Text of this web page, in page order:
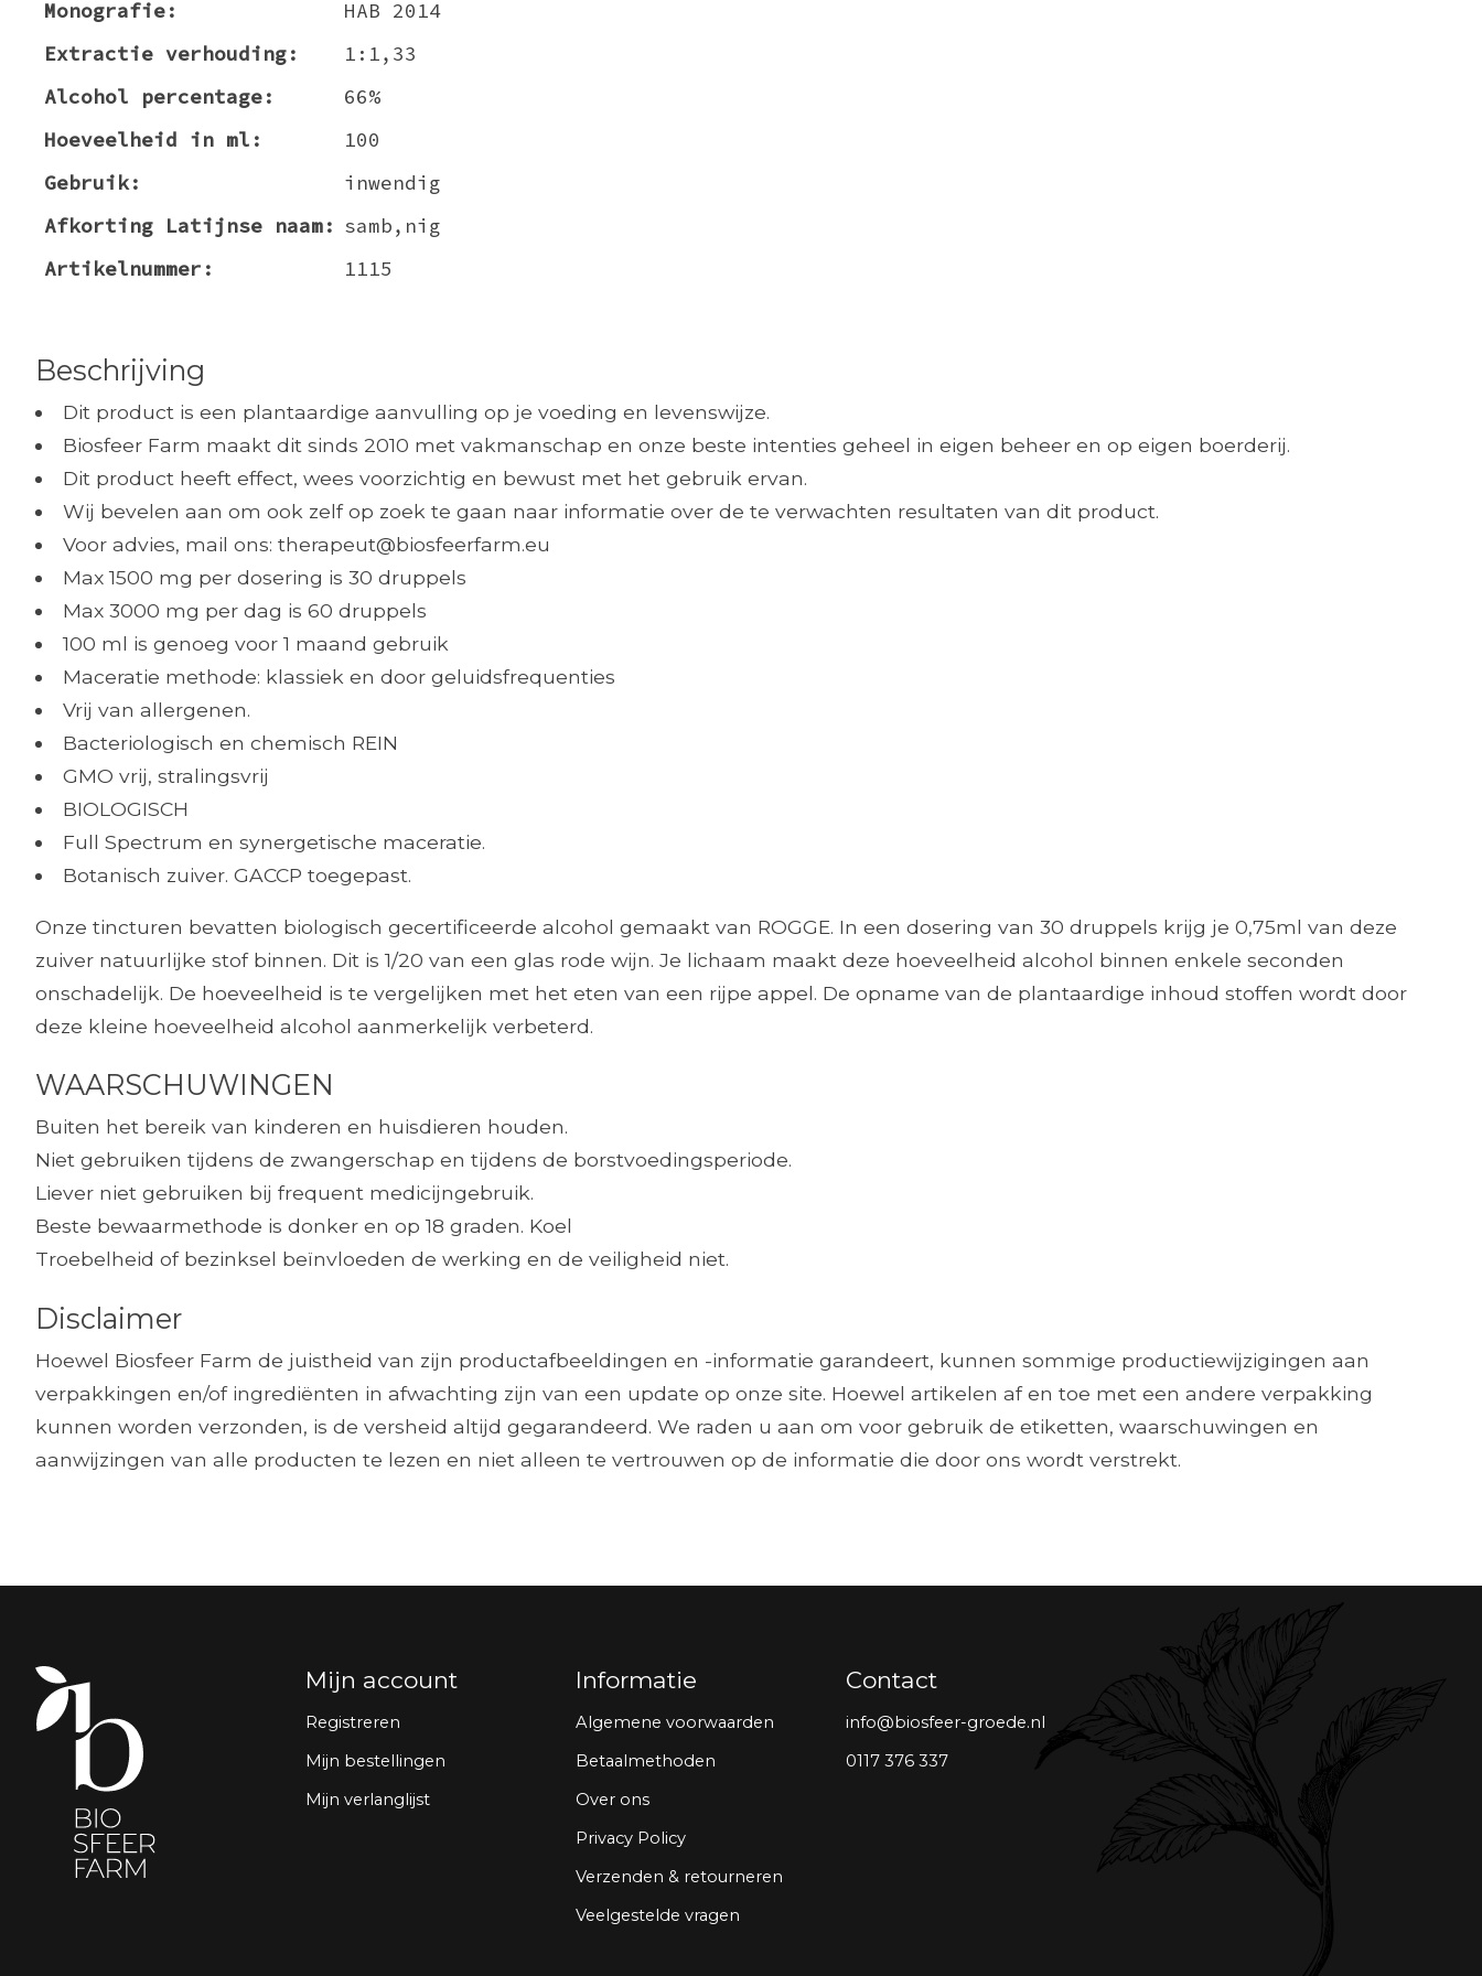
Monografie:
HAB 2014
Extractie verhouding:
1:1,33
Alcohol percentage:
66%
Hoeveelheid in ml:
100
Gebruik:
inwendig
Afkorting Latijnse naam: samb,nig
Artikelnummer:
1115
Beschrijving
Dit product is een plantaardige aanvulling op je voeding en levenswijze.
Biosfeer Farm maakt dit sinds 2010 met vakmanschap en onze beste intenties geheel in eigen beheer en op eigen boerderij.
Dit product heeft effect, wees voorzichtig en bewust met het gebruik ervan.
Wij bevelen aan om ook zelf op zoek te gaan naar informatie over de te verwachten resultaten van dit product.
Voor advies, mail ons: therapeut@biosfeerfarm.eu
Max 1500 mg per dosering is 30 druppels
Max 3000 mg per dag is 60 druppels
100 ml is genoeg voor 1 maand gebruik
Maceratie methode: klassiek en door geluidsfrequenties
Vrij van allergenen.
Bacteriologisch en chemisch REIN
GMO vrij, stralingsvrij
BIOLOGISCH
Full Spectrum en synergetische maceratie.
Botanisch zuiver. GACCP toegepast.
Onze tincturen bevatten biologisch gecertificeerde alcohol gemaakt van ROGGE. In een dosering van 30 druppels krijg je 0,75ml van deze
zuiver natuurlijke stof binnen. Dit is 1/20 van een glas rode wijn. Je lichaam maakt deze hoeveelheid alcohol binnen enkele seconden
onschadelijk. De hoeveelheid is te vergelijken met het eten van een rijpe appel. De opname van de plantaardige inhoud stoffen wordt door
deze kleine hoeveelheid alcohol aanmerkelijk verbeterd.
WAARSCHUWINGEN
Buiten het bereik van kinderen en huisdieren houden.
Niet gebruiken tijdens de zwangerschap en tijdens de borstvoedingsperiode.
Liever niet gebruiken bij frequent medicijngebruik.
Beste bewaarmethode is donker en op 18 graden. Koel
Troebelheid of bezinksel beïnvloeden de werking en de veiligheid niet.
Disclaimer
Hoewel Biosfeer Farm de juistheid van zijn productafbeeldingen en -informatie garandeert, kunnen sommige productiewijzigingen aan
verpakkingen en/of ingrediënten in afwachting zijn van een update op onze site. Hoewel artikelen af ​​en toe met een andere verpakking
kunnen worden verzonden, is de versheid altijd gegarandeerd. We raden u aan om voor gebruik de etiketten, waarschuwingen en
aanwijzingen van alle producten te lezen en niet alleen te vertrouwen op de informatie die door ons wordt verstrekt.
Mijn account
Registreren
Mijn bestellingen
Mijn verlanglijst
Informatie
Algemene voorwaarden
Betaalmethoden
Over ons
Privacy Policy
Verzenden & retourneren
Veelgestelde vragen
Contact
info@biosfeer-groede.nl
0117 376 337